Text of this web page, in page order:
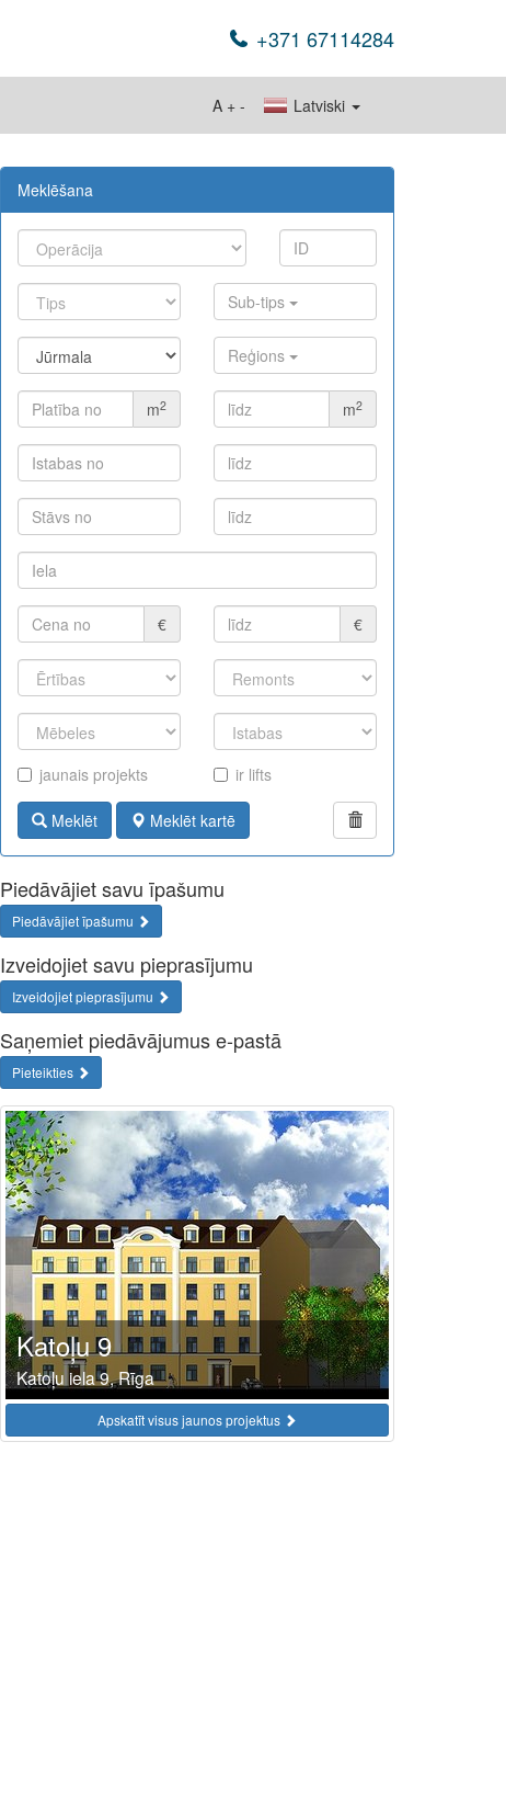
+371 67114284
Latviski
A + -
Meklēšana
Sub-tips
Reģions
m2 m2
€ €
jaunais projekts ir lifts
Meklēt Meklēt kartē
Piedāvājiet savu īpašumu
Piedāvājiet īpašumu
Izveidojiet savu pieprasījumu
Izveidojiet pieprasījumu
Saņemiet piedāvājumus e-pastā
Pieteikties
Katoļu 9
Katoļu iela 9, Rīga
Apskatīt visus jaunos projektus